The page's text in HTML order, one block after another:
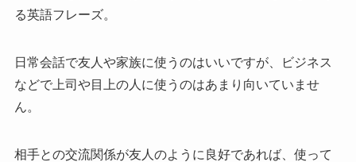
る英語フレーズ。
日常会話で友人や家族に使うのはいいですが、ビジネス
などで上司や目上の人に使うのはあまり向いていませ
ん。
相手との交流関係が友人のように良好であれば、使って